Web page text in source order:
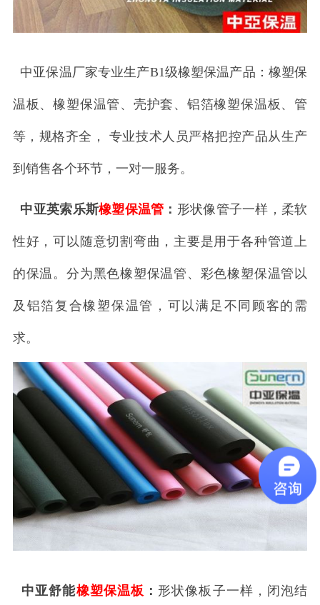
中亚保温厂家专业生产B1级橡塑保温产品：橡塑保
温板、橡塑保温管、壳护套、铝箔橡塑保温板、管
等，规格齐全， 专业技术人员严格把控产品从生产
到销售各个环节，一对一服务。
中亚英索乐斯橡塑保温管 ： 形状像管子一样，柔软
性好，可以随意切割弯曲，主要是用于各种管道上
的保温。分为黑色橡塑保温管、彩色橡塑保温管以
及铝箔复合橡塑保温管，可以满足不同顾客的需
求。
中亚舒能橡塑保温板 ： 形状像板子一样，闭泡结